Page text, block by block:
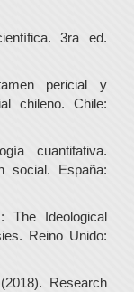
3ra ed.
pericial y
chileno. Chile:
cuantitativa.
social. España:
The Ideological
Reino Unido:
Research